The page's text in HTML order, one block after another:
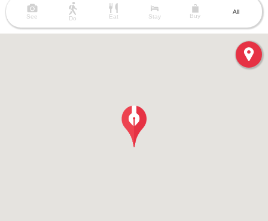
See Do Eat Stay Buy
All